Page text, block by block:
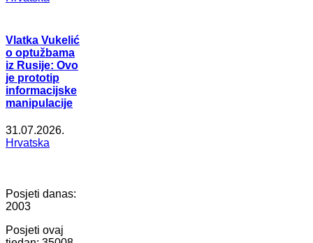
Vlatka Vukelić
o optužbama
iz Rusije: Ovo
je prototip
informacijske
manipulacije
31.07.2026.
Hrvatska
Posjeti danas:
2003
Posjeti ovaj